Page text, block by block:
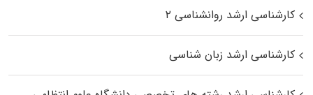
کارشناسی ارشد روانشناسی ۲
کارشناسی ارشد زبان شناسی